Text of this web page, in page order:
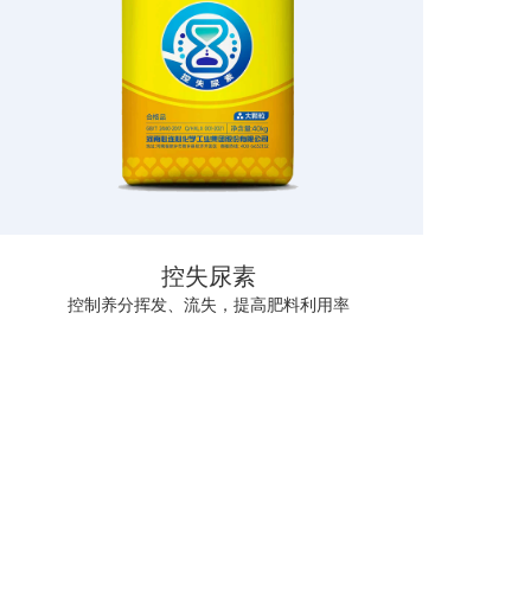
控失尿素
控制养分挥发、流失，提高肥料利用率